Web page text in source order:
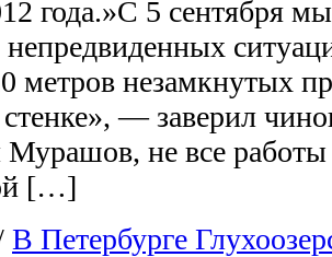
года.»С 5 сентября
непредвиденных
метров незамкнутых
— заверил
Мурашов, не все работы
[…]
В Петербурге